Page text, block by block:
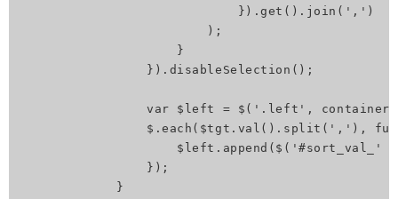
                            }).get().join(',')
                        );
                    }
                }).disableSelection();
var $left = $('.left',
$.each($tgt.val().split(','),
$left.append($('#sort_val_'
                });
            }